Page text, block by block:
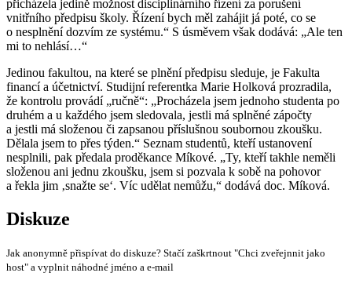
přicházela jedině možnost disciplinárního řízení za porušení
vnitřního předpisu školy. Řízení bych měl zahájit já poté, co se
o nesplnění dozvím ze systému.“ S úsměvem však dodává: „Ale ten
mi to nehlásí…“
Jedinou fakultou, na které se plnění předpisu sleduje, je Fakulta
financí a účetnictví. Studijní referentka Marie Holková prozradila,
že kontrolu provádí „ručně“: „Procházela jsem jednoho studenta po
druhém a u každého jsem sledovala, jestli má splněné zápočty
a jestli má složenou či zapsanou příslušnou soubornou zkoušku.
Dělala jsem to přes týden.“ Seznam studentů, kteří ustanovení
nesplnili, pak předala proděkance Míkové. „Ty, kteří takhle neměli
složenou ani jednu zkoušku, jsem si pozvala k sobě na pohovor
a řekla jim ‚snažte se‘. Víc udělat nemůžu,“ dodává doc. Míková.
Diskuze
Jak anonymně přispívat do diskuze? Stačí zaškrtnout "Chci zveřejnnit jako
host" a vyplnit náhodné jméno a e-mail